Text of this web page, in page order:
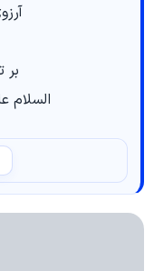
السلام